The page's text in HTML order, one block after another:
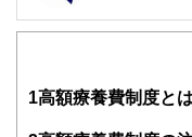
FinancialField
知識がない方
得者を中心に
1 高額療養費制度と